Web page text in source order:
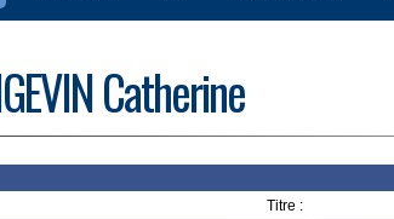
Catherine
Titre :